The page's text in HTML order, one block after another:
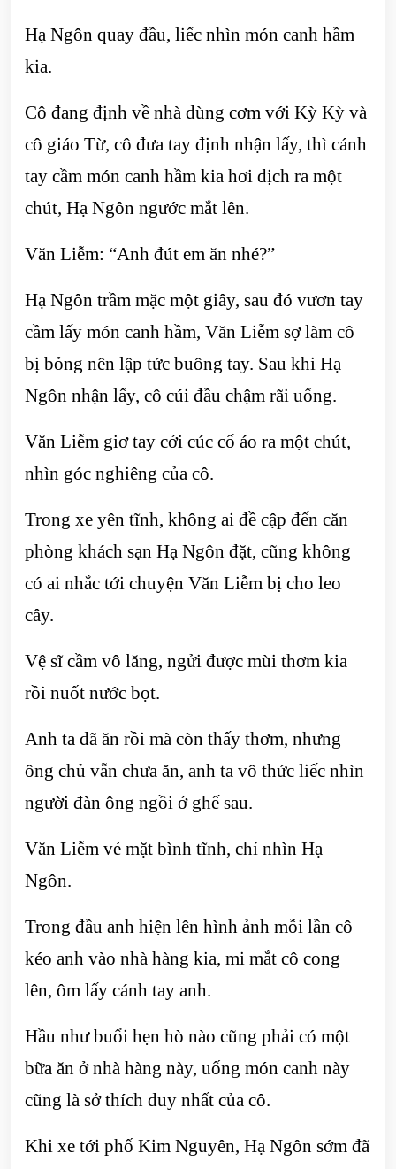
Hạ Ngôn quay đầu, liếc nhìn món canh hầm
kia.
Cô đang định về nhà dùng cơm với Kỳ Kỳ và
cô giáo Từ, cô đưa tay định nhận lấy, thì cánh
tay cầm món canh hầm kia hơi dịch ra một
chút, Hạ Ngôn ngước mắt lên.
Văn Liễm: “Anh đút em ăn nhé?”
Hạ Ngôn trầm mặc một giây, sau đó vươn tay
cầm lấy món canh hầm, Văn Liễm sợ làm cô
bị bỏng nên lập tức buông tay. Sau khi Hạ
Ngôn nhận lấy, cô cúi đầu chậm rãi uống.
Văn Liễm giơ tay cởi cúc cổ áo ra một chút,
nhìn góc nghiêng của cô.
Trong xe yên tĩnh, không ai đề cập đến căn
phòng khách sạn Hạ Ngôn đặt, cũng không
có ai nhắc tới chuyện Văn Liễm bị cho leo
cây.
Vệ sĩ cầm vô lăng, ngửi được mùi thơm kia
rồi nuốt nước bọt.
Anh ta đã ăn rồi mà còn thấy thơm, nhưng
ông chủ vẫn chưa ăn, anh ta vô thức liếc nhìn
người đàn ông ngồi ở ghế sau.
Văn Liễm vẻ mặt bình tĩnh, chỉ nhìn Hạ
Ngôn.
Trong đầu anh hiện lên hình ảnh mỗi lần cô
kéo anh vào nhà hàng kia, mi mắt cô cong
lên, ôm lấy cánh tay anh.
Hầu như buổi hẹn hò nào cũng phải có một
bữa ăn ở nhà hàng này, uống món canh này
cũng là sở thích duy nhất của cô.
Khi xe tới phố Kim Nguyên, Hạ Ngôn sớm đã